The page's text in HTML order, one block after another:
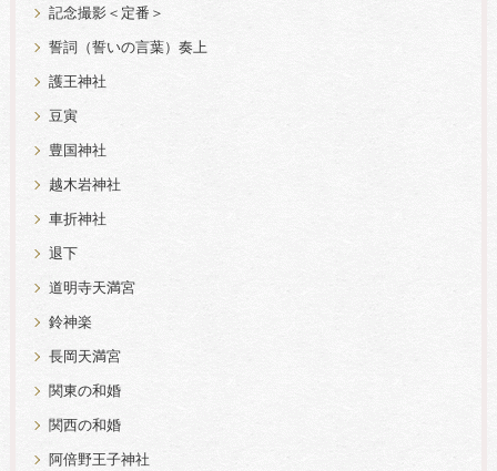
記念撮影＜定番＞
誓詞（誓いの言葉）奏上
護王神社
豆寅
豊国神社
越木岩神社
車折神社
退下
道明寺天満宮
鈴神楽
長岡天満宮
関東の和婚
関西の和婚
阿倍野王子神社